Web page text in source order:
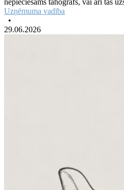
Uzņēmuma vadība
•
29.06.2026